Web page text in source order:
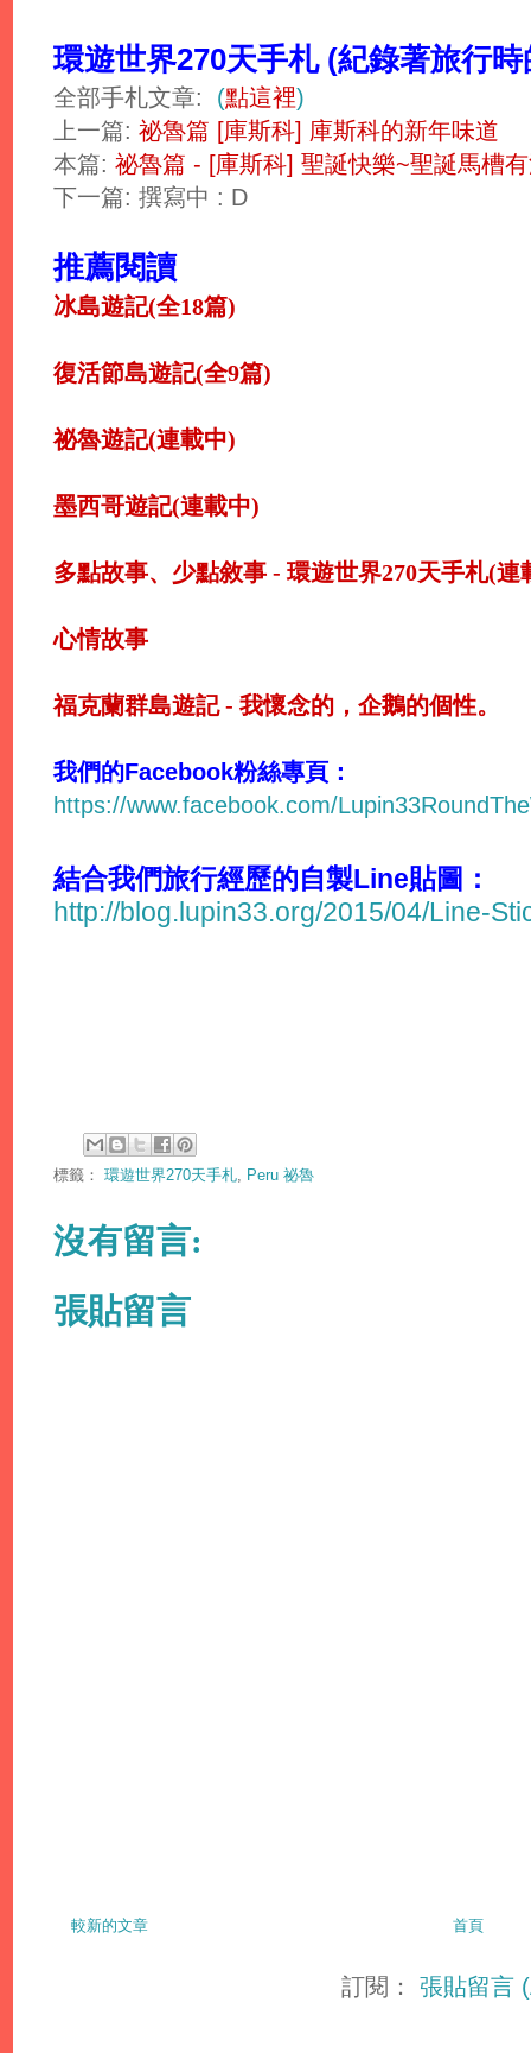
環遊世界270天手札 (紀錄著旅行
全部手札文章: (點這裡)
上一篇: 祕魯篇 [庫斯科] 庫斯科的新年味道
本篇: 祕魯篇 - [庫斯科] 聖誕快樂~聖誕馬槽
下一篇: 撰寫中 : D
推薦閱讀
冰島遊記(全18篇)
復活節島遊記(全9篇)
祕魯遊記(連載中)
墨西哥遊記(連載中)
多點故事、少點敘事 - 環遊世界270天手札(連
心情故事
福克蘭群島遊記 - 我懷念的，企鵝的個性。
我們的Facebook粉絲專頁：
https://www.facebook.com/
結合我們旅行經歷的自製Line貼圖：
http://blog.lupin33.org/2015/04/Line-
標籤： 環遊世界270天手札 Peru 祕魯
沒有留言:
張貼留言
較新的文章 首頁
訂閱：張貼留言